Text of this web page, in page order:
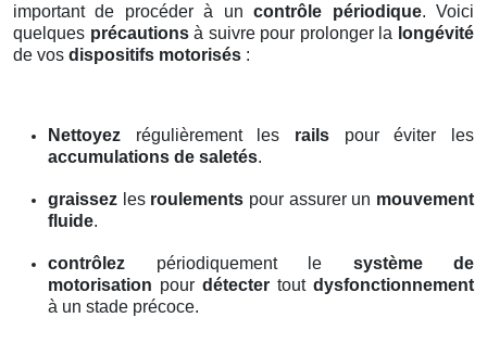
important de procéder à uncontrôle périodique. Voici
quelques précautionsà suivre pour prolonger la longévité
de vos dispositifs motorisés :
Nettoyez régulièrement les rails pour éviter les
accumulations de saletés.
graissez les roulements pour assurer un mouvement
fluide.
contrôlez périodiquement le système de
motorisation pour détecter tout dysfonctionnement
à un stade précoce.